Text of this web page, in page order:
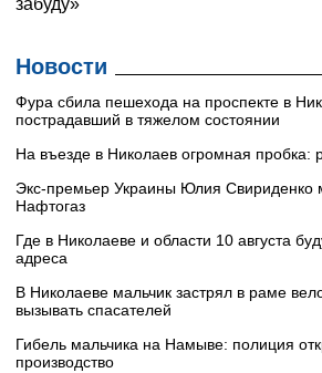
Новости
Фура сбила пешехода на проспекте в
пострадавший в тяжелом состоянии
На въезде в Николаев огромная пробка:
Экс-премьер Украины Юлия Свириденко
Нафтогаз
Где в Николаеве и области 10 августа
адреса
В Николаеве мальчик застрял в раме
вызывать спасателей
Гибель мальчика на Намыве: полиция
производство